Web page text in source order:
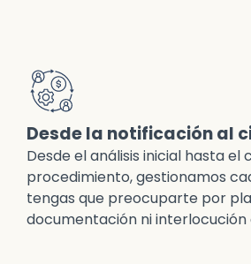
Desde la notificación al
Desde el análisis inicial hasta el
procedimiento, gestionamos
tengas que preocuparte por
documentación ni interlocución